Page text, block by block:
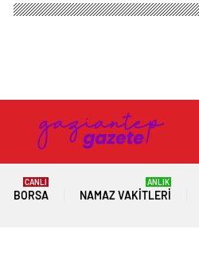
BORSA
CANLI
NAMAZ VAKITLERI
ANLIK